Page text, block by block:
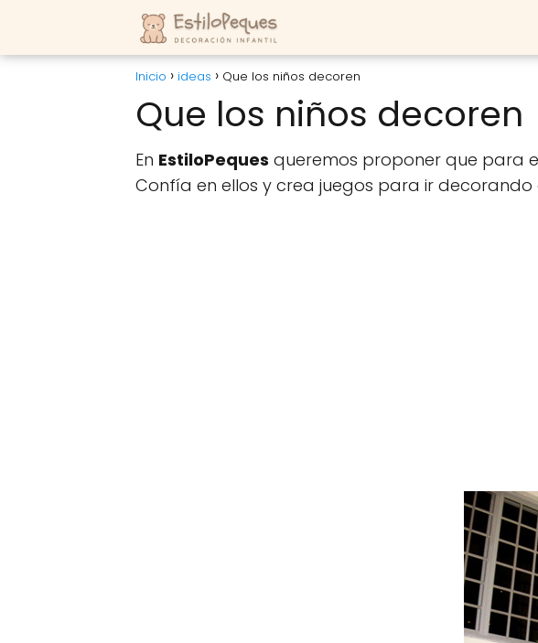
Inicio ideas Que los niños decoren
Que los niños decoren
En EstiloPeques queremos proponer que para
Confía en ellos y crea juegos para ir